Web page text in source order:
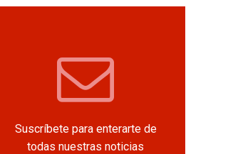
Suscríbete para enterarte de
todas nuestras noticias